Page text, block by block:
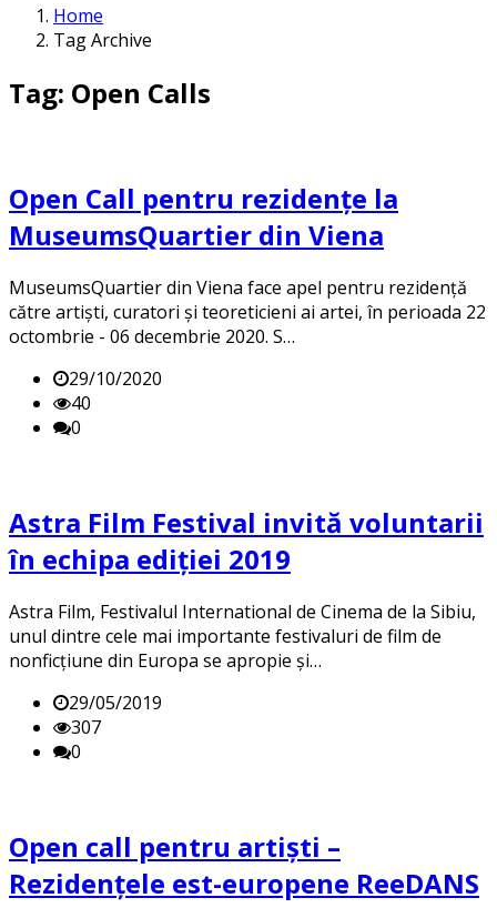
Home
Tag Archive
Tag: Open Calls
Open Call pentru rezidențe la
MuseumsQuartier din Viena
MuseumsQuartier din Viena face apel pentru rezidență
către artiști, curatori și teoreticieni ai artei, în perioada 22
octombrie - 06 decembrie 2020. S…
29/10/2020
40
0
Astra Film Festival invită voluntarii
în echipa ediției 2019
Astra Film, Festivalul International de Cinema de la Sibiu,
unul dintre cele mai importante festivaluri de film de
nonficțiune din Europa se apropie și…
29/05/2019
307
0
Open call pentru artişti –
Rezidenţele est-europene ReeDANS